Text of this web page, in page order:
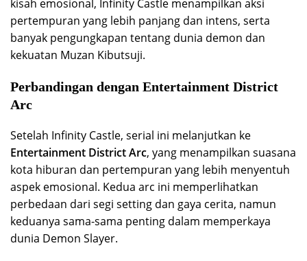
kisah emosional, Infinity Castle menampilkan aksi
pertempuran yang lebih panjang dan intens, serta
banyak pengungkapan tentang dunia demon dan
kekuatan Muzan Kibutsuji.
Perbandingan dengan Entertainment District
Arc
Setelah Infinity Castle, serial ini melanjutkan ke
Entertainment District Arc, yang menampilkan suasana
kota hiburan dan pertempuran yang lebih menyentuh
aspek emosional. Kedua arc ini memperlihatkan
perbedaan dari segi setting dan gaya cerita, namun
keduanya sama-sama penting dalam memperkaya
dunia Demon Slayer.